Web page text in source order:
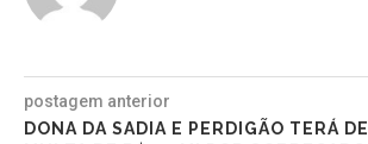
postagem anterior
DONA DA SADIA E PERDIGÃO TERÁ